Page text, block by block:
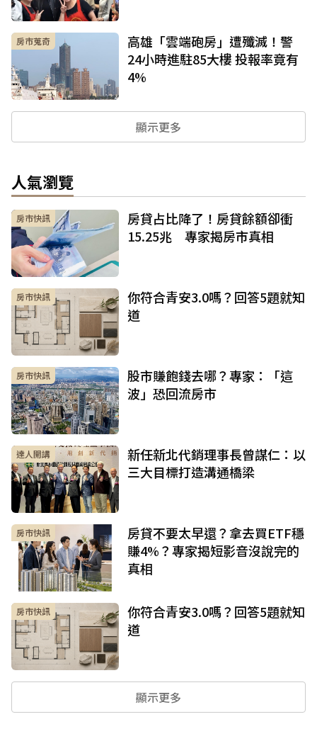
房市蒐奇
高雄「雲端砲房」遭殲滅！警
24小時進駐85大樓 投報率竟有
4%
顯示更多
人氣瀏覽
房市快訊
房貸占比降了！房貸餘額卻衝
15.25兆 專家揭房市真相
房市快訊
你符合青安3.0嗎？回答5題就知
道
房市快訊
股市賺飽錢去哪？專家：「這
波」恐回流房市
達人開講
新任新北代銷理事長曾謀仁：以
三大目標打造溝通橋梁
房市快訊
房貸不要太早還？拿去買ETF穩
賺4%？專家揭短影音沒說完的
真相
房市快訊
你符合青安3.0嗎？回答5題就知
道
顯示更多